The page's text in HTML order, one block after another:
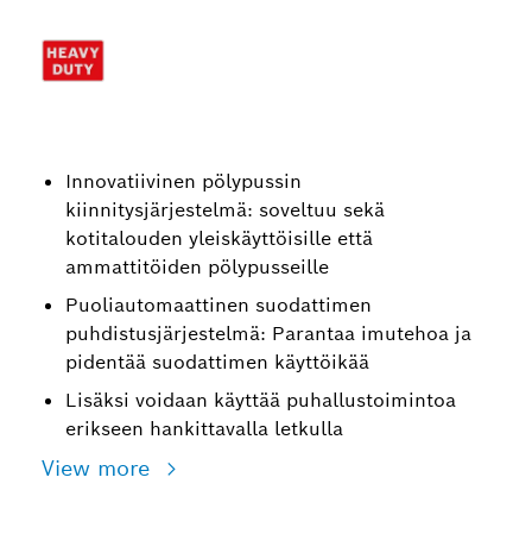
Innovatiivinen pölypussin
kiinnitysjärjestelmä: soveltuu sekä
kotitalouden yleiskäyttöisille että
ammattitöiden pölypusseille
Puoliautomaattinen suodattimen
puhdistusjärjestelmä: Parantaa imutehoa ja
pidentää suodattimen käyttöikää
Lisäksi voidaan käyttää puhallustoimintoa
erikseen hankittavalla letkulla
View more